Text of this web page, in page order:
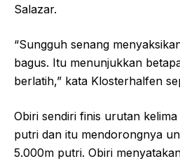
Salazar.
“Sungguh senang
bagus. Itu menunjukkan
berlatih,” kata Klosterhalfen
Obiri sendiri finis urutan
putri dan itu mendorongnya
5.000m putri. Obiri